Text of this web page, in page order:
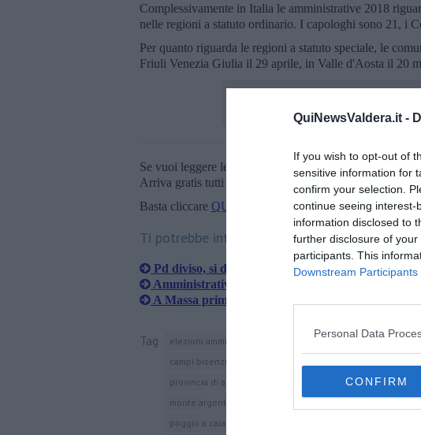
QuiNewsValdera.it -
If you wish to opt-out of
sensitive information for
confirm your selection.
continue seeing
information disclosed to
further disclosure of your
participants. This
Downstream Participants
Personal Data
CONFIRM
Complessivamente in Italia le amministrative 2018
nelle regioni a statuto ordinario. I capologhi sono 21, i
Per quanto riguarda le regioni a statuto speciale, le
Friuli Venezia Giulia il 29 aprile, in Valle d'Aosta il 20
Se vuoi leggere le notizie principali della Toscana
Arriva gratis tutti i giorni alle 20:00 direttamente nella
Basta cliccare QUI
Ti potrebbe interessare anche:
Pd diviso, si dimette il segretario comunale
Amministrative, il Pd sceglie il sindaco Valentini
A Massa primarie di coalizione per i dem
Tag elezioni amministrative ballottaggio sindaco
campi bisenzio
provincia di arezzo
marradi provincia di
monte argentario
poggio a caiano